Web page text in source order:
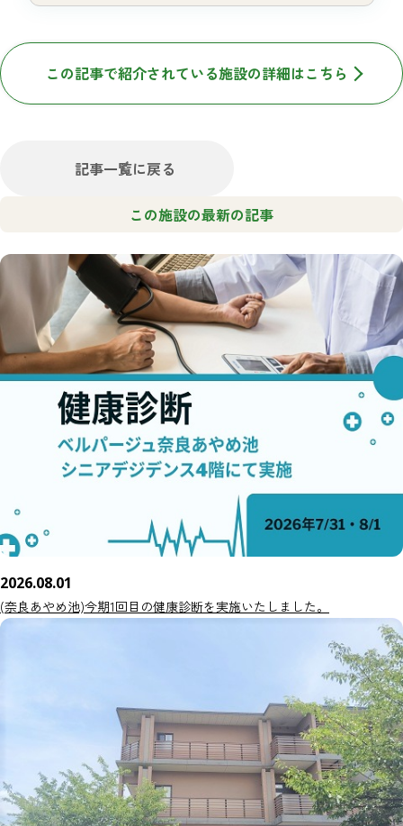
この記事で紹介されている施設の詳細はこちら
記事一覧に戻る
この施設の最新の記事
2026.08.01
(奈良あやめ池)今期1回目の健康診断を実施いたしました。